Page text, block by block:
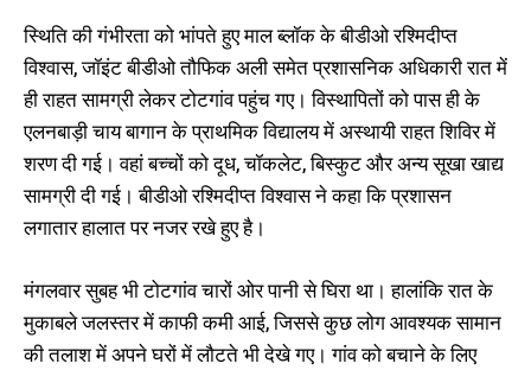
स्थिति की गंभीरता को भांपते हुए माल ब्लॉक के बीडीओ रश्मिदीप्त
विश्वास, जॉइंट बीडीओ तौफिक अली समेत प्रशासनिक अधिकारी रात में
ही राहत सामग्री लेकर टोटगांव पहुंच गए। विस्थापितों को पास ही के
एलनबाड़ी चाय बागान के प्राथमिक विद्यालय में अस्थायी राहत शिविर में
शरण दी गई। वहां बच्चों को दूध, चॉकलेट, बिस्कुट और अन्य सूखा खाद्य
सामग्री दी गई। बीडीओ रश्मिदीप्त विश्वास ने कहा कि प्रशासन
लगातार हालात पर नजर रखे हुए है।
मंगलवार सुबह भी टोटगांव चारों ओर पानी से घिरा था। हालांकि रात के
मुकाबले जलस्तर में काफी कमी आई, जिससे कुछ लोग आवश्यक सामान
की तलाश में अपने घरों में लौटते भी देखे गए। गांव को बचाने के लिए